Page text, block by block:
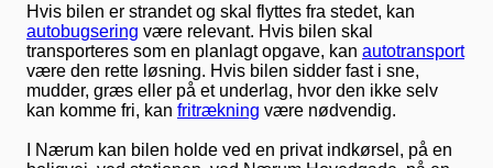
Hvis bilen er strandet og skal flyttes fra stedet, kan
autobugsering være relevant. Hvis bilen skal
transporteres som en planlagt opgave, kan autotransport
være den rette løsning. Hvis bilen sidder fast i sne,
mudder, græs eller på et underlag, hvor den ikke selv
kan komme fri, kan fritrækning være nødvendig.
I Nærum kan bilen holde ved en privat indkørsel, på en